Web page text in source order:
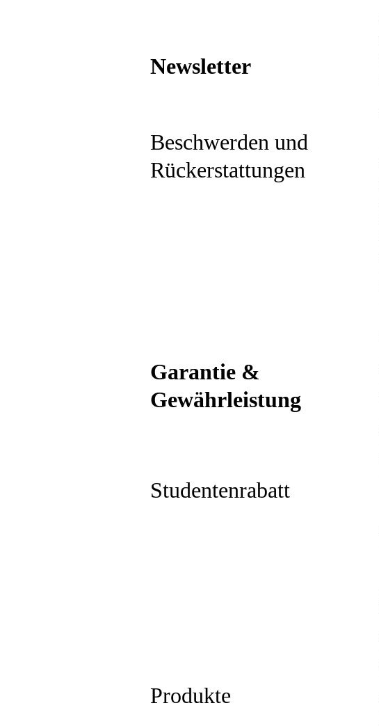
Newsletter
Beschwerden und
Rückerstattungen
Garantie &
Gewährleistung
Studentenrabatt
Produkte